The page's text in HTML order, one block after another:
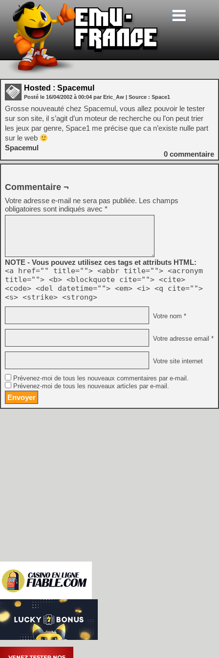
Hosted : Spacemul
Posté le 16/04/2002 à 00:04 par Eric_Aw | Source : Space1
Grosse nouveauté chez Spacemul, vous allez pouvoir le tester
sur son site, il s’agit d’un moteur de recherche ou l’on peut trier
les jeux par genre, Space1 me précise que ca n’existe nulle part
sur le web
Spacemul
0 commentaire
Commentaire ¬
Votre adresse e-mail ne sera pas publiée. Les champs
obligatoires sont indiqués avec *
NOTE - Vous pouvez utilisez ces tags et attributs HTML:
<a href="" title=""> <abbr title=""> <acronym
title=""> <b> <blockquote cite=""> <cite>
<code> <del datetime=""> <em> <i> <q cite="">
<s> <strike> <strong>
Votre nom *
Votre adresse email *
Votre site internet
Prévenez-moi de tous les nouveaux commentaires par e-mail.
Prévenez-moi de tous les nouveaux articles par e-mail.